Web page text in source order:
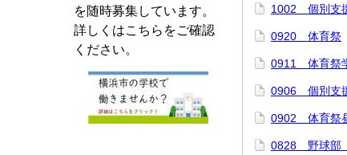
を随時募集しています。
詳しくはこちらをご確認
ください。
1002 個別支
0920 体育祭
0911 体育祭
0906 個別支
0902 体育祭
0828 野球